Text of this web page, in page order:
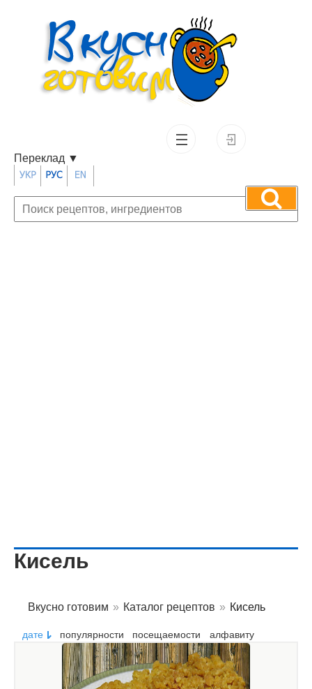
Переклад ▼
Кисель
Вкусно готовим » Каталог рецептов » Кисель
дате популярности посещаемости алфавиту